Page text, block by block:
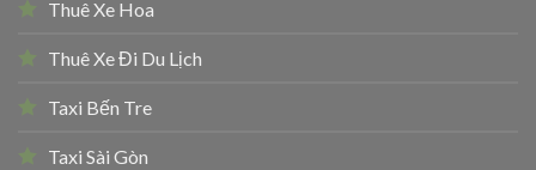
Thuê Xe Hoa
Thuê Xe Đi Du Lịch
Taxi Bến Tre
Taxi Sài Gòn